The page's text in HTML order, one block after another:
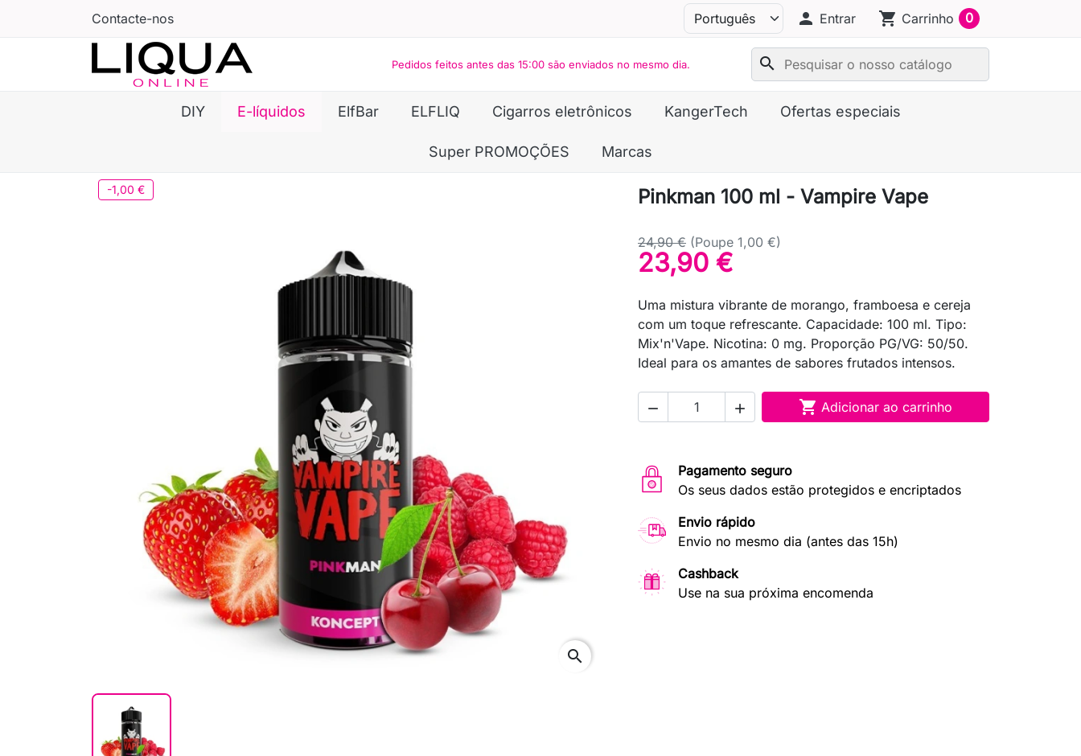
Contacte-nos person Entrar shopping_cart Carrinho 0
Pedidos feitos antes das 15:00 são enviados no mesmo dia. search
DIY E-líquidos ElfBar ELFLIQ Cigarros eletrônicos KangerTech Ofertas especiais
Super PROMOÇÕES Marcas
-1,00 €
search
Pinkman 100 ml - Vampire Vape
24,90 € (Poupe 1,00 €)
23,90 €
Uma mistura vibrante de morango, framboesa e cereja
com um toque refrescante. Capacidade: 100 ml. Tipo:
Mix'n'Vape. Nicotina: 0 mg. Proporção PG/VG: 50/50.
Ideal para os amantes de sabores frutados intensos.
   Adicionar ao carrinho
Pagamento seguro
Os seus dados estão protegidos e encriptados
Envio rápido
Envio no mesmo dia (antes das 15h)
Cashback
Use na sua próxima encomenda